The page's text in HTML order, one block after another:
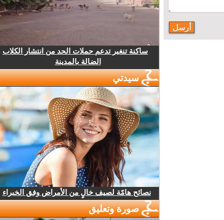
ساكنة تنغير تدعم حملات الحد من انتشار الكلاب
الضالة بالمدينة
سيدتي
نصائح هامّة لصيف خالٍ من الأمراض وفق الخبراء
صورة وتعليق